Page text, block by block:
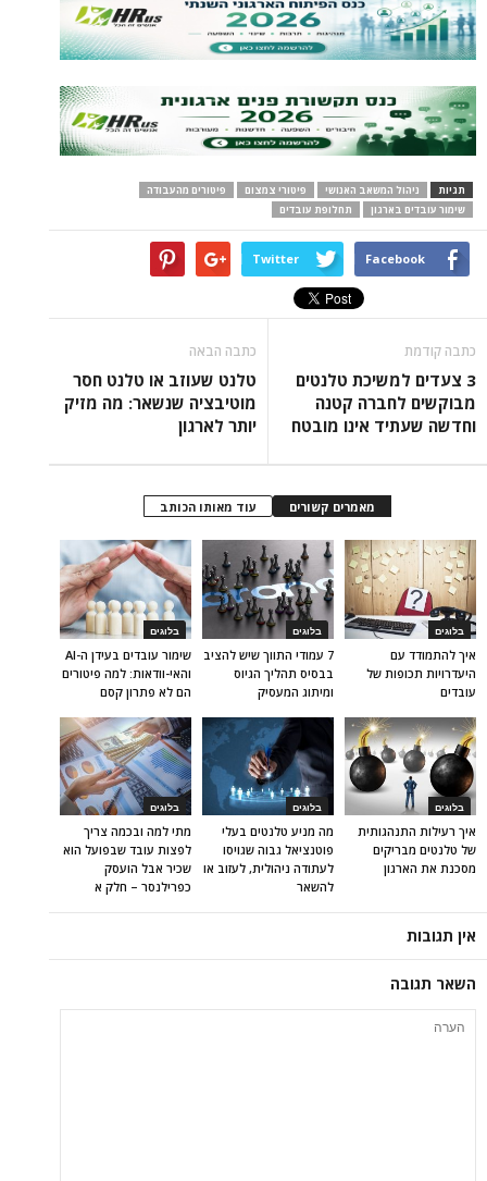
תגיות ניהול המשאב האנושי פיטורי צמצום
פיטורים מהעבודה
שימור עובדים בארגון
תחלופת עובדים
Facebook
Twitter
כתבה קודמת
3 צעדים למשיכת טלנטים
מבוקשים לחברה קטנה
וחדשה שעתיד אינו מובטח
כתבה הבאה
טלנט שעוזב או טלנט חסר
מוטיבציה שנשאר: מה מזיק
יותר לארגון
מאמרים קשורים עוד מאותו הכותב
בלוגים
שימור עובדים בעידן ה-AI
והאי-וודאות: למה פיטורים
הם לא פתרון קסם
בלוגים
7 עמודי התווך שיש להציב
בבסיס תהליך הגיוס
ומיתוג המעסיק
בלוגים
איך להתמודד עם
היעדרויות תכופות של
עובדים
בלוגים
מתי למה ובכמה צריך
לפצות עובד שבפועל הוא
שכיר אבל הועסק
כפרילנסר – חלק א
בלוגים
מה מניע טלנטים בעלי
פוטנציאל גבוה שגויסו
לעתודה ניהולית, לעזוב או
להשאר
בלוגים
איך רעילות התנהגותית
של טלנטים מבריקים
מסכנת את הארגון
אין תגובות
השאר תגובה